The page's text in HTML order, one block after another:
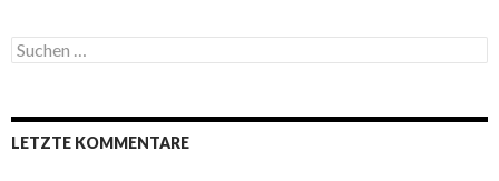
g
o
n
S
u
e
n
LETZTE KOMMENTARE